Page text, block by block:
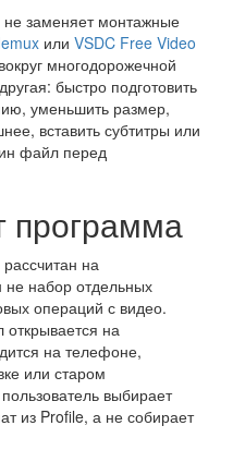
заменяет монтажные
или VSDC Free Video
многодорожечной
быстро подготовить
уменьшить размер,
вставить субтитры или
файл перед
программа
на
не набор отдельных
операций с видео.
на
на телефоне,
или старом
выбирает
из Profile, а не собирает